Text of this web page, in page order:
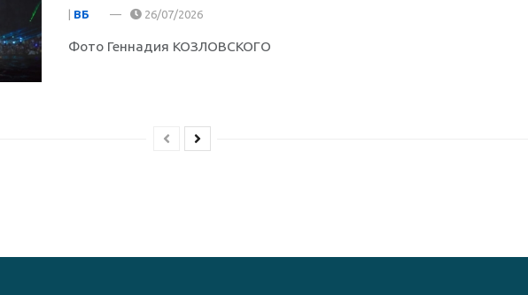
| ВБ 26/07/2026
Фото Геннадия КОЗЛОВСКОГО